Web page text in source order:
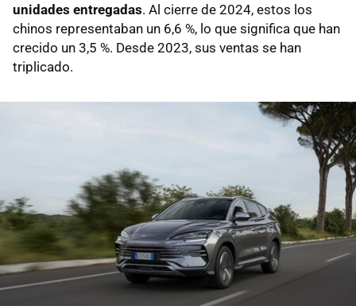
unidades entregadas. Al cierre de 2024, estos los
chinos representaban un 6,6 %, lo que significa que han
crecido un 3,5 %. Desde 2023, sus ventas se han
triplicado.